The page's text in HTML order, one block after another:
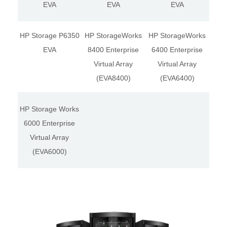
EVA EVA EVA
HP Storage P6350
EVA
HP StorageWorks
8400 Enterprise
Virtual Array
(EVA8400)
HP StorageWorks
6400 Enterprise
Virtual Array
(EVA6400)
HP Storage Works
6000 Enterprise
Virtual Array
(EVA6000)